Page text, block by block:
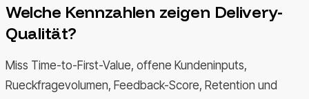
Welche Kennzahlen zeigen Delivery-
Qualität?
Miss Time-to-First-Value, offene Kundeninputs,
Rueckfragevolumen, Feedback-Score, Retention und